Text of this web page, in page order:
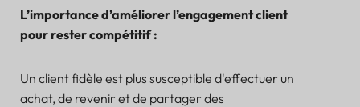
L’importance d’améliorer l’engagement client
pour rester compétitif :
Un client fidèle est plus susceptible d'effectuer un
achat, de revenir et de partager des